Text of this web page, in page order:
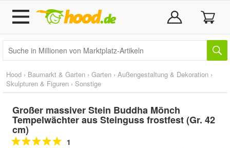
Hood › Baumarkt & Garten › Garten › Außengestaltung & Dekoration ›
Skulpturen & Figuren › Sonstige
Großer massiver Stein Buddha Mönch
Tempelwächter aus Steinguss frostfest (Gr. 42
cm)
1